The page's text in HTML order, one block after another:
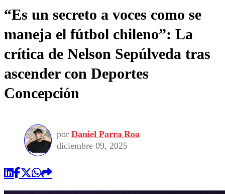
“Es un secreto a voces como se
maneja el fútbol chileno”: La
crítica de Nelson Sepúlveda tras
ascender con Deportes
Concepción
por Daniel Parra Roa
diciembre 09, 2025